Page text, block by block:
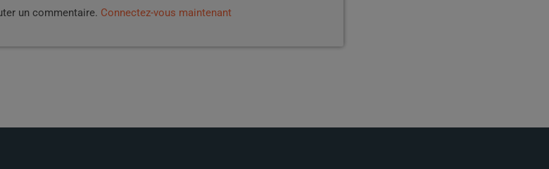
un commentaire. Connectez-vous maintenant